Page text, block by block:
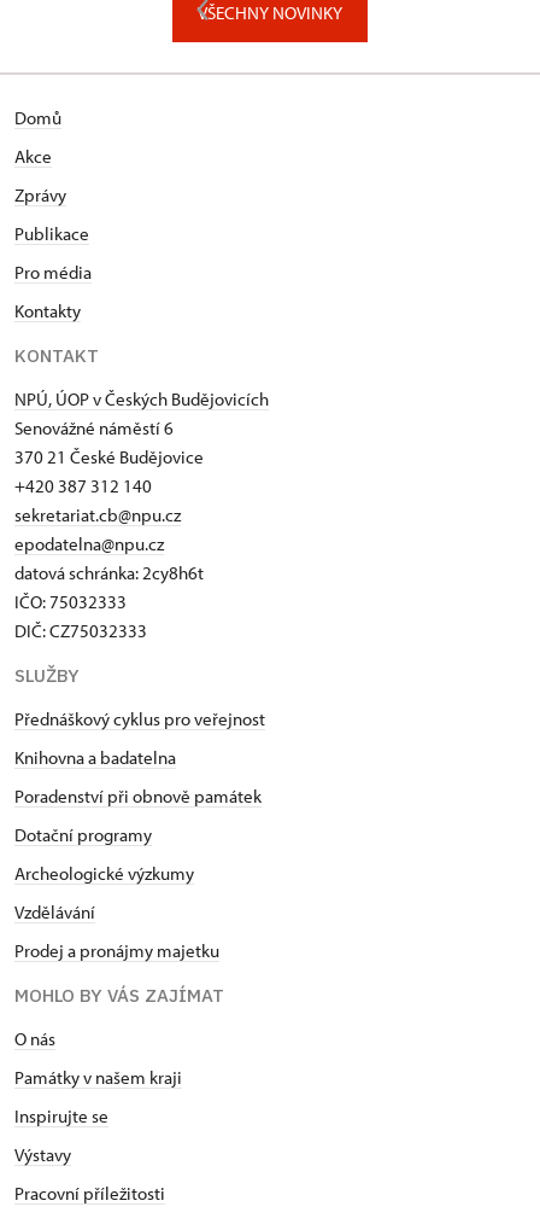
VŠECHNY NOVINKY
Domů
Akce
Zprávy
Publikace
Pro média
Kontakty
KONTAKT
NPÚ, ÚOP v Českých Budějovicích
Senovážné náměstí 6
370 21 České Budějovice
+420 387 312 140
sekretariat.cb@npu.cz
epodatelna@npu.cz
datová schránka: 2cy8h6t​
IČO: 75032333
DIČ: CZ75032333
SLUŽBY
Přednáškový cyklus pro veřejnost
Knihovna a badatelna
Poradenství při obnově památek
Dotační programy
Archeologické výzkumy
Vzdělávání
Prodej a pronájmy majetku
MOHLO BY VÁS ZAJÍMAT
O nás
Památky v našem kraji
Inspirujte se
Výstavy
Pracovní příležitosti